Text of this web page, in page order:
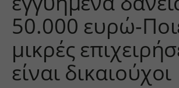
50.000 ευρώ-
μικρές
είναι δικαιούχοι